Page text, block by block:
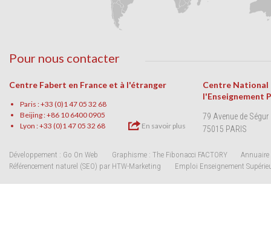
Pour nous contacter
Centre Fabert en France et à l'étranger
Paris : +33 (0)1 47 05 32 68
Beijing : +86 10 6400 0905
Lyon : +33 (0)1 47 05 32 68
En savoir plus
Centre National
l'Enseignement
79 Avenue de Ségur
75015 PARIS
Développement : Go On Web Graphisme : The Fibonacci FACTORY
Annuaire
Référencement naturel (SEO) par HTW-Marketing
Emploi Enseignement